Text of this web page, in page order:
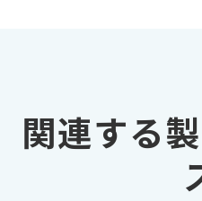
関連する